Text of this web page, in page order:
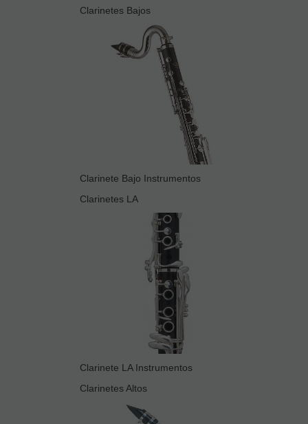
Clarinetes Bajos
Clarinete Bajo Instrumentos
Clarinetes LA
Clarinete LA Instrumentos
Clarinetes Altos